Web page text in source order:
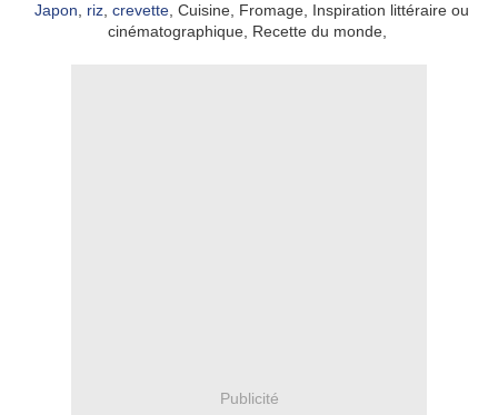
Japon riz, crevette, Cuisine, Fromage, Inspiration littéraire ou
cinématographique, Recette du monde,
Publicité